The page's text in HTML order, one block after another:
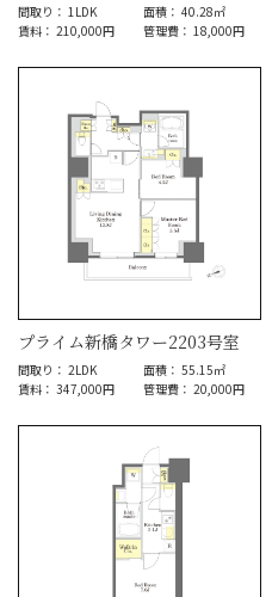
間取り： 1LDK
面積： 40.28㎡
賃料： 210,000円
管理費： 18,000円
プライム新橋タワー2203号室
間取り： 2LDK
面積： 55.15㎡
賃料： 347,000円
管理費： 20,000円